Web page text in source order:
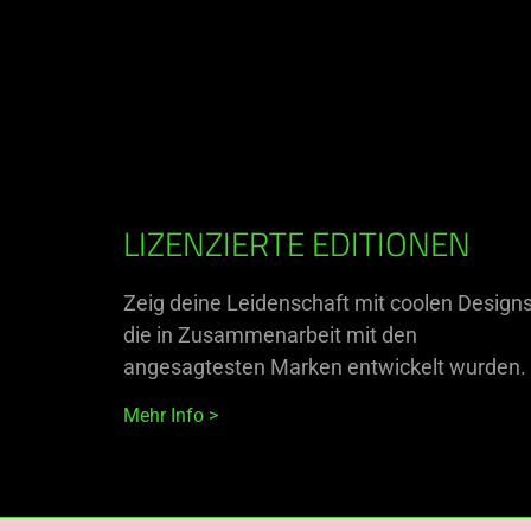
LIZENZIERTE EDITIONEN
Zeig deine Leidenschaft mit coolen
die in Zusammenarbeit mit den
angesagtesten Marken entwickelt wurden.
Mehr Info